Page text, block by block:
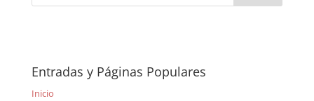
Entradas y Páginas Populares
Inicio